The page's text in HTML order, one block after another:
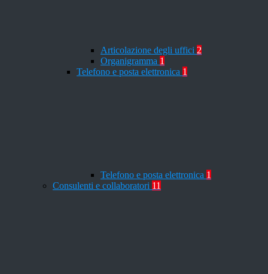
Articolazione degli uffici 2
Organigramma 1
Telefono e posta elettronica 1
Telefono e posta elettronica 1
Consulenti e collaboratori 11